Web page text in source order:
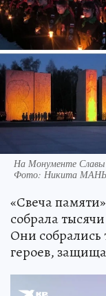
На Монументе
Фото: Никита
«Свеча
собрала
Они собрались
героев,